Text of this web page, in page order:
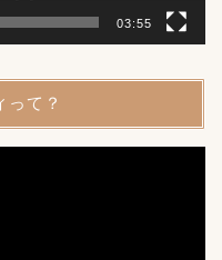
03:55
って？